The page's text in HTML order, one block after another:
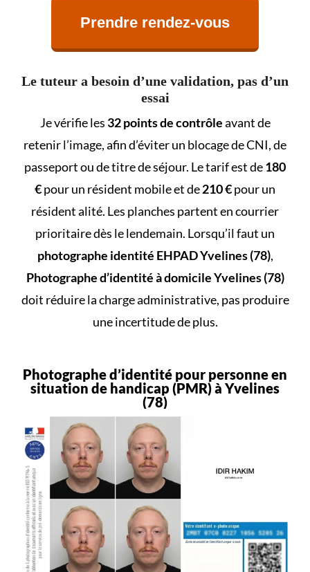
Prendre rendez-vous
Le tuteur a besoin d’une validation, pas d’un
essai
Je vérifie les 32 points de contrôleavant de
retenir l’image, afin d’éviter un blocage de CNI, de
passeport ou de titre de séjour. Le tarif est de180
€pour un résident mobile et de210 €pour un
résident alité. Les planches partent en courrier
prioritaire dès le lendemain. Lorsqu’il faut un
photographe identité EHPAD Yvelines (78),
Photographe d’identité à domicile Yvelines (78)
doit réduire la charge administrative, pas produire
une incertitude de plus.
Photographe d’identité pour personne en
situation de handicap (PMR) à Yvelines
(78)